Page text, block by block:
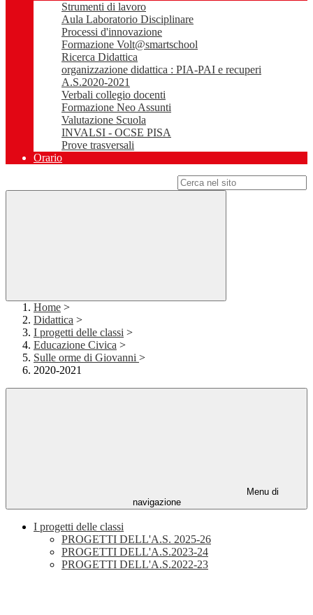
Strumenti di lavoro
Aula Laboratorio Disciplinare
Processi d'innovazione
Formazione Volt@smartschool
Ricerca Didattica
organizzazione didattica : PIA-PAI e recuperi
A.S.2020-2021
Verbali collegio docenti
Formazione Neo Assunti
Valutazione Scuola
INVALSI - OCSE PISA
Prove trasversali
Orario
Home >
Didattica >
I progetti delle classi >
Educazione Civica >
Sulle orme di Giovanni >
2020-2021
Menu di
navigazione
I progetti delle classi
PROGETTI DELL'A.S. 2025-26
PROGETTI DELL'A.S.2023-24
PROGETTI DELL'A.S.2022-23